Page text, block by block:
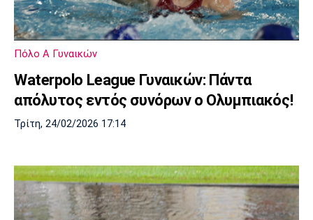
Πολιτισμός
Τραγούδια
Cine Spot
Running
Παρασκήνιο
Πρόγραμμα TV
Ιωνικός
Μαδρίτης
Μαδρίτης
Πόλο Α Γυναικών
Waterpolo League Γυναικών: Πάντα
απόλυτος εντός συνόρων ο Ολυμπιακός!
Τρίτη, 24/02/2026 17:14